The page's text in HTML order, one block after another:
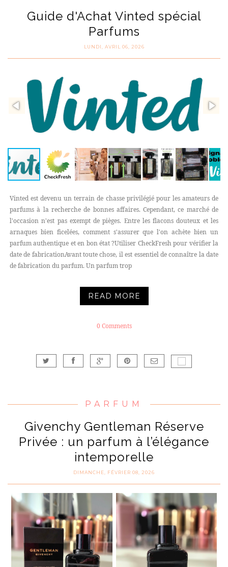
Guide d'Achat Vinted spécial
Parfums
LUNDI, AVRIL 06, 2026
Vinted est devenu un terrain de chasse privilégié pour les amateurs de
parfums à la recherche de bonnes affaires. Cependant, ce marché de
l'occasion n'est pas exempt de pièges. Entre les flacons douteux et les
arnaques bien ficelées, comment s'assurer que l'on achète bien un
parfum authentique et en bon état ?Utiliser CheckFresh pour vérifier la
date de fabricationAvant toute chose, il est essentiel de connaître la date
de fabrication du parfum. Un parfum trop
READ MORE
0 Comments
PARFUM
Givenchy Gentleman Réserve
Privée : un parfum à l’élégance
intemporelle
DIMANCHE, FÉVRIER 08, 2026